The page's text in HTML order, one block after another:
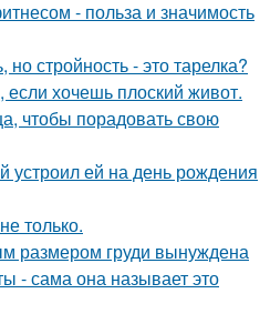
- польза и значимость
но стройность - это тарелка?
если хочешь плоский живот.
чтобы порадовать свою
устроил ей на день рождения
только.
размером груди вынуждена
- сама она называет это